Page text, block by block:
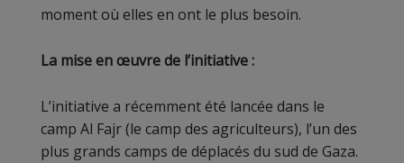
moment où elles en ont le plus besoin.
La mise en œuvre de l’initiative :
L’initiative a récemment été lancée dans le
camp Al Fajr (le camp des agriculteurs), l’un des
plus grands camps de déplacés du sud de Gaza.